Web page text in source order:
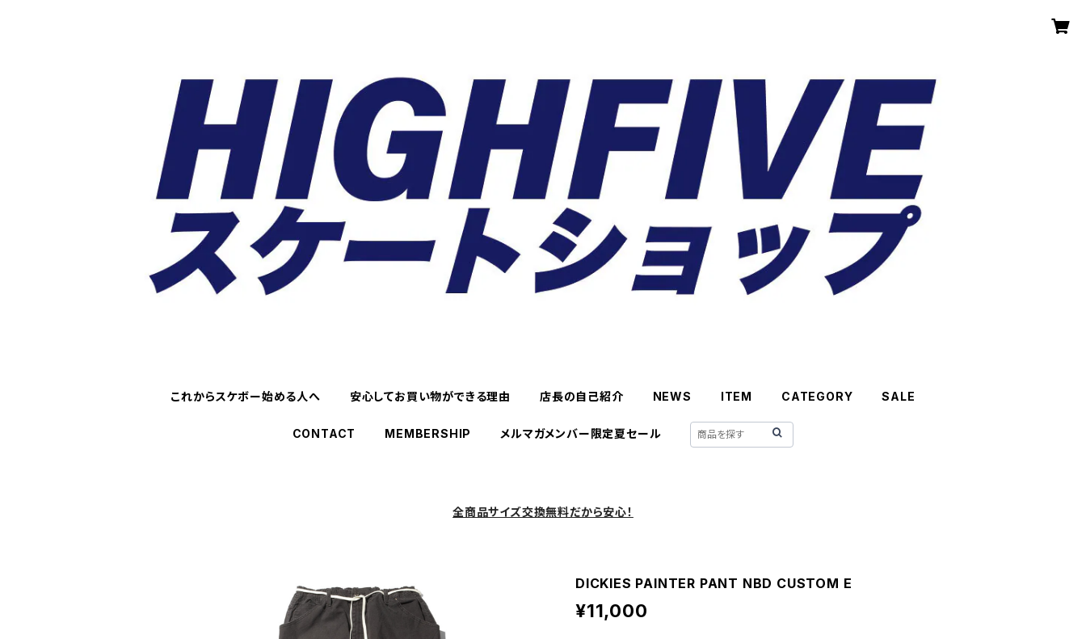
これからスケボー始める人へ 安心してお買い物ができる理由 店長の自己紹介 NEWS ITEM CATEGORY SALE
CONTACT MEMBERSHIP メルマガメンバー限定夏セール
全商品サイズ交換無料だから安心！
DICKIES PAINTER PANT NBD CUSTOM E
¥11,000